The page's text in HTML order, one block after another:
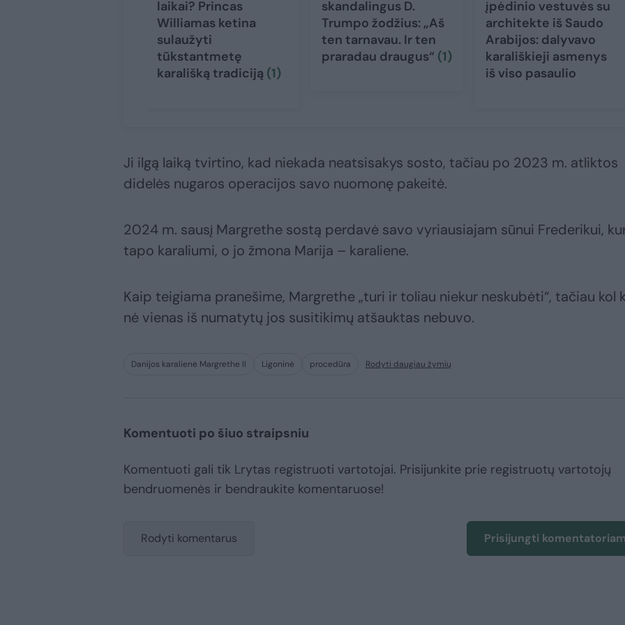
laikai? Princas
Williamas ketina
sulaužyti
tūkstantmetę
karališką tradiciją (1)
skandalingus D.
Trumpo žodžius: „Aš
ten tarnavau. Ir ten
praradau draugus“ (1)
įpėdinio vestuvės su
architekte iš Saudo
Arabijos: dalyvavo
karališkieji asmenys
iš viso pasaulio
Ji ilgą laiką tvirtino, kad niekada neatsisakys sosto, tačiau po 2023 m. atliktos
didelės nugaros operacijos savo nuomonę pakeitė.
2024 m. sausį Margrethe sostą perdavė savo vyriausiajam sūnui Frederikui,
tapo karaliumi, o jo žmona Marija – karaliene.
Kaip teigiama pranešime, Margrethe „turi ir toliau niekur neskubėti“, tačiau kol
nė vienas iš numatytų jos susitikimų atšauktas nebuvo.
Danijos karalienė Margrethe II Ligoninė procedūra Rodyti daugiau žymių
Komentuoti po šiuo straipsniu
Komentuoti gali tik Lrytas registruoti vartotojai. Prisijunkite prie registruotų vartotojų
bendruomenės ir bendraukite komentaruose!
Rodyti komentarus Prisijungti